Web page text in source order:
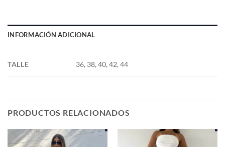
INFORMACIÓN ADICIONAL
TALLE 36, 38, 40, 42, 44
PRODUCTOS RELACIONADOS